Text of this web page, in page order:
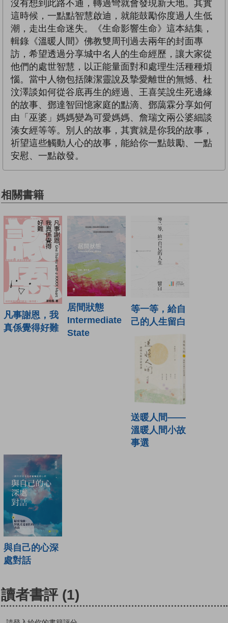
沒有想到此路不通，轉過彎就會發現新天地。其實
這時候，一點點智慧啟迪，就能鼓勵你度過人生低
潮，走出生命迷失。《生命影響生命》這本結集，
輯錄《溫暖人間》佛教雙周刊過去兩年的封面專
訪，希望透過分享城中名人的生命經歷，讓大家從
他們的處世智慧，以正能量面對和處理生活種種煩
惱。當中人物包括陳潔靈說及摯愛離世的無憾、杜
汶澤談如何從谷底再生的經過、王喜笑說生死邊緣
的故事、鄧達智回憶家庭的點滴、鄧藹霖分享如何
由「巫婆」媽媽變為可愛媽媽、詹瑞文兩公婆細談
湊女經等等。別人的故事，其實就是你我的故事，
祈望這些觸動人心的故事，能給你一點鼓勵、一點
安慰、一點啟發。
相關書籍
凡事謝恩，我
真係覺得好難
居間狀態
Intermediate
State
等一等，給自
己的人生留白
送暖人間——
溫暖人間小故
事選
與自己的心深
處對話
讀者書評 (1)